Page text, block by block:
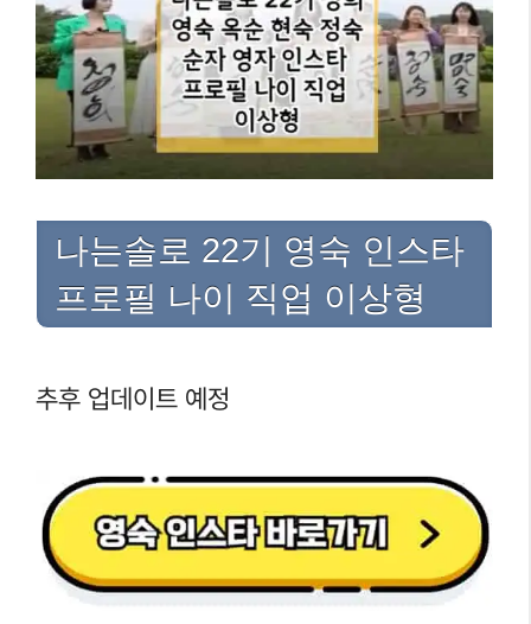
나는솔로 22기 영숙 인스타
프로필 나이 직업 이상형
추후 업데이트 예정